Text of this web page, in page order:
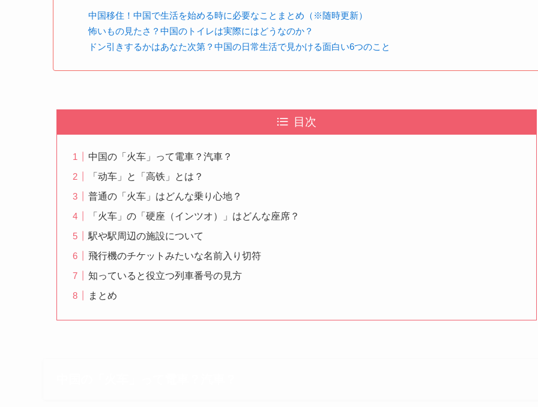
中国移住！中国で生活を始める時に必要なことまとめ（※随時更新）
怖いもの見たさ？中国のトイレは実際にはどうなのか？
ドン引きするかはあなた次第？中国の日常生活で見かける面白い6つのこと
目次
中国の「火车」って電車？汽車？
「动车」と「高铁」とは？
普通の「火车」はどんな乗り心地？
「火车」の「硬座（インツオ）」はどんな座席？
駅や駅周辺の施設について
飛行機のチケットみたいな名前入り切符
知っていると役立つ列車番号の見方
まとめ